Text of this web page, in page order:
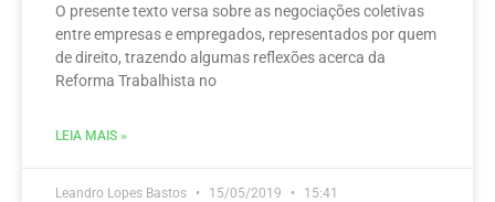
O presente texto versa sobre as negociações coletivas
entre empresas e empregados, representados por quem
de direito, trazendo algumas reflexões acerca da
Reforma Trabalhista no
LEIA MAIS »
Leandro Lopes Bastos 15/05/2019 15:41